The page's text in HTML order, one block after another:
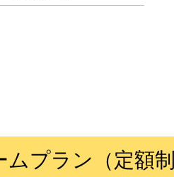
ムプラン（定額